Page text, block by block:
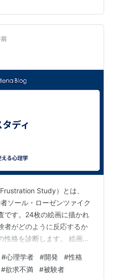
Study）とは、
ソール・ローゼンツァイク
です。24枚の絵画に描かれ
者がどのように反応するか
性格を診断します。 絵画に
、子どもが大人に対して反
反論したり、成人が上司
#心理学者 #開発 #性格
#欲求不満 #被験者